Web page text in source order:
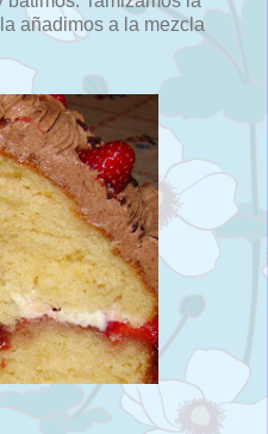
añadimos a la mezcla